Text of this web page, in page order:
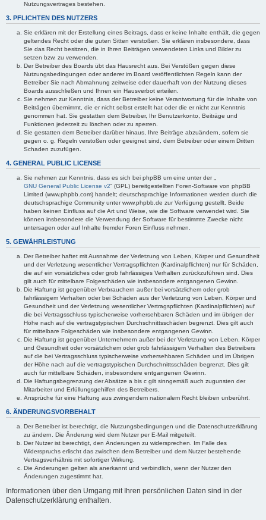
Nutzungsvertrages bestehen.
3. PFLICHTEN DES NUTZERS
Sie erklären mit der Erstellung eines Beitrags, dass er keine Inhalte enthält, die gegen
geltendes Recht oder die guten Sitten verstoßen. Sie erklären insbesondere, dass
Sie das Recht besitzen, die in Ihren Beiträgen verwendeten Links und Bilder zu
setzen bzw. zu verwenden.
Der Betreiber des Boards übt das Hausrecht aus. Bei Verstößen gegen diese
Nutzungsbedingungen oder anderer im Board veröffentlichten Regeln kann der
Betreiber Sie nach Abmahnung zeitweise oder dauerhaft von der Nutzung dieses
Boards ausschließen und Ihnen ein Hausverbot erteilen.
Sie nehmen zur Kenntnis, dass der Betreiber keine Verantwortung für die Inhalte von
Beiträgen übernimmt, die er nicht selbst erstellt hat oder die er nicht zur Kenntnis
genommen hat. Sie gestatten dem Betreiber, Ihr Benutzerkonto, Beiträge und
Funktionen jederzeit zu löschen oder zu sperren.
Sie gestatten dem Betreiber darüber hinaus, Ihre Beiträge abzuändern, sofern sie
gegen o. g. Regeln verstoßen oder geeignet sind, dem Betreiber oder einem Dritten
Schaden zuzufügen.
4. GENERAL PUBLIC LICENSE
Sie nehmen zur Kenntnis, dass es sich bei phpBB um eine unter der „
GNU General Public License v2“ (GPL) bereitgestellten Foren-Software von phpBB
Limited (www.phpbb.com) handelt; deutschsprachige Informationen werden durch die
deutschsprachige Community unter www.phpbb.de zur Verfügung gestellt. Beide
haben keinen Einfluss auf die Art und Weise, wie die Software verwendet wird. Sie
können insbesondere die Verwendung der Software für bestimmte Zwecke nicht
untersagen oder auf Inhalte fremder Foren Einfluss nehmen.
5. GEWÄHRLEISTUNG
Der Betreiber haftet mit Ausnahme der Verletzung von Leben, Körper und Gesundheit
und der Verletzung wesentlicher Vertragspflichten (Kardinalpflichten) nur für Schäden,
die auf ein vorsätzliches oder grob fahrlässiges Verhalten zurückzuführen sind. Dies
gilt auch für mittelbare Folgeschäden wie insbesondere entgangenen Gewinn.
Die Haftung ist gegenüber Verbrauchern außer bei vorsätzlichem oder grob
fahrlässigem Verhalten oder bei Schäden aus der Verletzung von Leben, Körper und
Gesundheit und der Verletzung wesentlicher Vertragspflichten (Kardinalpflichten) auf
die bei Vertragsschluss typischerweise vorhersehbaren Schäden und im übrigen der
Höhe nach auf die vertragstypischen Durchschnittsschäden begrenzt. Dies gilt auch
für mittelbare Folgeschäden wie insbesondere entgangenen Gewinn.
Die Haftung ist gegenüber Unternehmern außer bei der Verletzung von Leben, Körper
und Gesundheit oder vorsätzlichem oder grob fahrlässigem Verhalten des Betreibers
auf die bei Vertragsschluss typischerweise vorhersehbaren Schäden und im Übrigen
der Höhe nach auf die vertragstypischen Durchschnittsschäden begrenzt. Dies gilt
auch für mittelbare Schäden, insbesondere entgangenen Gewinn.
Die Haftungsbegrenzung der Absätze a bis c gilt sinngemäß auch zugunsten der
Mitarbeiter und Erfüllungsgehilfen des Betreibers.
Ansprüche für eine Haftung aus zwingendem nationalem Recht bleiben unberührt.
6. ÄNDERUNGSVORBEHALT
Der Betreiber ist berechtigt, die Nutzungsbedingungen und die Datenschutzerklärung
zu ändern. Die Änderung wird dem Nutzer per E-Mail mitgeteilt.
Der Nutzer ist berechtigt, den Änderungen zu widersprechen. Im Falle des
Widerspruchs erlischt das zwischen dem Betreiber und dem Nutzer bestehende
Vertragsverhältnis mit sofortiger Wirkung.
Die Änderungen gelten als anerkannt und verbindlich, wenn der Nutzer den
Änderungen zugestimmt hat.
Informationen über den Umgang mit Ihren persönlichen Daten sind in der
Datenschutzerklärung enthalten.